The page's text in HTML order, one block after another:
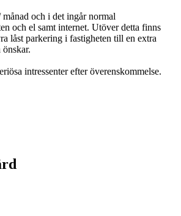
och i det ingår normal
och el samt internet. Utöver detta finns
låst parkering i fastigheten till en extra
önskar.
intressenter efter överenskommelse.